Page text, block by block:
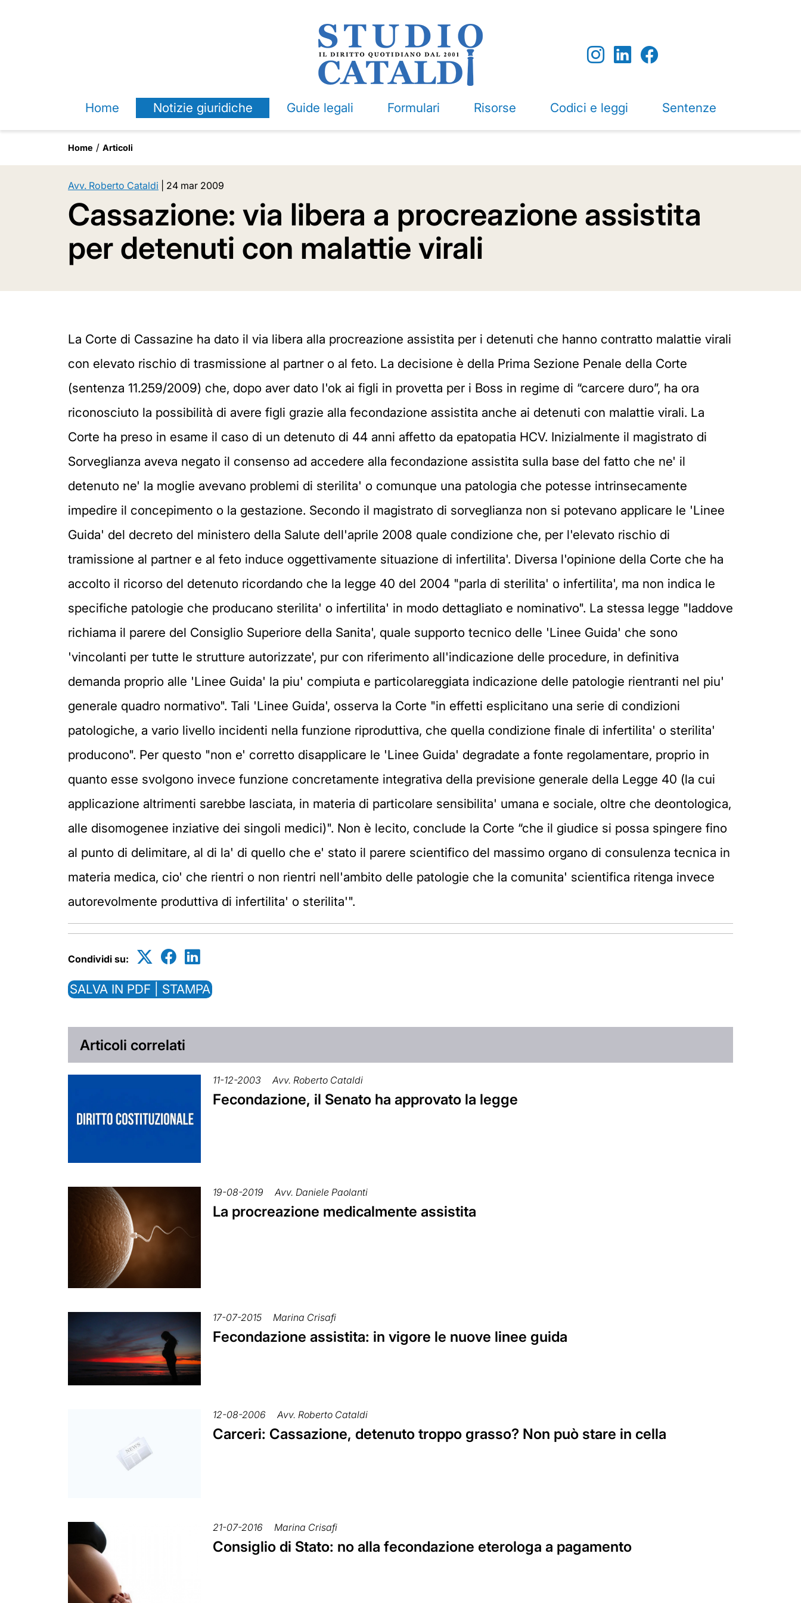
Home Notizie giuridiche Guide legali Formulari Risorse Codici e leggi Sentenze
Home Articoli
Avv. Roberto Cataldi 24 mar 2009
Cassazione: via libera a procreazione assistita
per detenuti con malattie virali
La Corte di Cassazine ha dato il via libera alla procreazione assistita per i detenuti che hanno contratto malattie virali
con elevato rischio di trasmissione al partner o al feto. La decisione è della Prima Sezione Penale della Corte
(sentenza 11.259/2009) che, dopo aver dato l'ok ai figli in provetta per i Boss in regime di “carcere duro”, ha ora
riconosciuto la possibilità di avere figli grazie alla fecondazione assistita anche ai detenuti con malattie virali. La
Corte ha preso in esame il caso di un detenuto di 44 anni affetto da epatopatia HCV. Inizialmente il magistrato di
Sorveglianza aveva negato il consenso ad accedere alla fecondazione assistita sulla base del fatto che ne' il
detenuto ne' la moglie avevano problemi di sterilita' o comunque una patologia che potesse intrinsecamente
impedire il concepimento o la gestazione. Secondo il magistrato di sorveglianza non si potevano applicare le 'Linee
Guida' del decreto del ministero della Salute dell'aprile 2008 quale condizione che, per l'elevato rischio di
tramissione al partner e al feto induce oggettivamente situazione di infertilita'. Diversa l'opinione della Corte che ha
accolto il ricorso del detenuto ricordando che la legge 40 del 2004 "parla di sterilita' o infertilita', ma non indica le
specifiche patologie che producano sterilita' o infertilita' in modo dettagliato e nominativo". La stessa legge "laddove
richiama il parere del Consiglio Superiore della Sanita', quale supporto tecnico delle 'Linee Guida' che sono
'vincolanti per tutte le strutture autorizzate', pur con riferimento all'indicazione delle procedure, in definitiva
demanda proprio alle 'Linee Guida' la piu' compiuta e particolareggiata indicazione delle patologie rientranti nel piu'
generale quadro normativo". Tali 'Linee Guida', osserva la Corte "in effetti esplicitano una serie di condizioni
patologiche, a vario livello incidenti nella funzione riproduttiva, che quella condizione finale di infertilita' o sterilita'
producono". Per questo "non e' corretto disapplicare le 'Linee Guida' degradate a fonte regolamentare, proprio in
quanto esse svolgono invece funzione concretamente integrativa della previsione generale della Legge 40 (la cui
applicazione altrimenti sarebbe lasciata, in materia di particolare sensibilita' umana e sociale, oltre che deontologica,
alle disomogenee inziative dei singoli medici)". Non è lecito, conclude la Corte “che il giudice si possa spingere fino
al punto di delimitare, al di la' di quello che e' stato il parere scientifico del massimo organo di consulenza tecnica in
materia medica, cio' che rientri o non rientri nell'ambito delle patologie che la comunita' scientifica ritenga invece
autorevolmente produttiva di infertilita' o sterilita'".
Condividi su:
SALVA IN PDF | STAMPA
Articoli correlati
11-12-2003 Avv. Roberto Cataldi
Fecondazione, il Senato ha approvato la legge
19-08-2019 Avv. Daniele Paolanti
La procreazione medicalmente assistita
17-07-2015 Marina Crisafi
Fecondazione assistita: in vigore le nuove linee guida
12-08-2006 Avv. Roberto Cataldi
Carceri: Cassazione, detenuto troppo grasso? Non può stare in cella
21-07-2016 Marina Crisafi
Consiglio di Stato: no alla fecondazione eterologa a pagamento